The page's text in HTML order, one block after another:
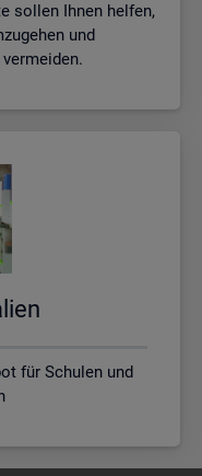
sollen Ihnen helfen,
und
für Schulen und